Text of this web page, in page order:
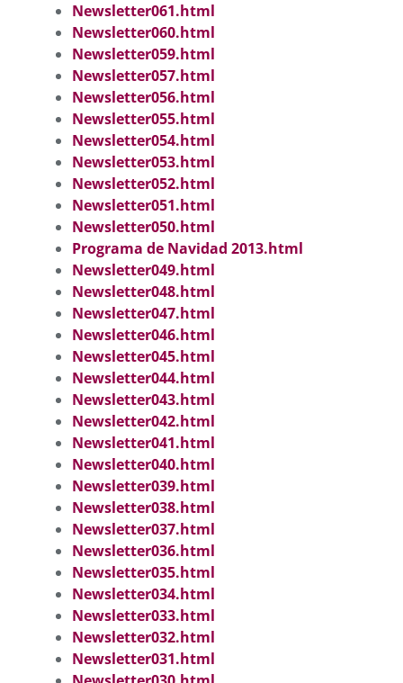
Newsletter061.html
Newsletter060.html
Newsletter059.html
Newsletter057.html
Newsletter056.html
Newsletter055.html
Newsletter054.html
Newsletter053.html
Newsletter052.html
Newsletter051.html
Newsletter050.html
Programa de Navidad 2013.html
Newsletter049.html
Newsletter048.html
Newsletter047.html
Newsletter046.html
Newsletter045.html
Newsletter044.html
Newsletter043.html
Newsletter042.html
Newsletter041.html
Newsletter040.html
Newsletter039.html
Newsletter038.html
Newsletter037.html
Newsletter036.html
Newsletter035.html
Newsletter034.html
Newsletter033.html
Newsletter032.html
Newsletter031.html